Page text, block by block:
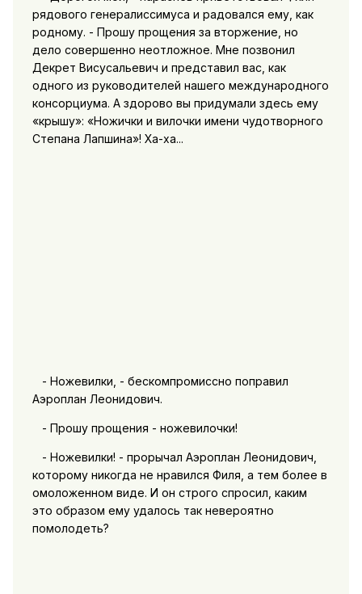
рядового генералиссимуса и радовался ему, как
родному. - Прошу прощения за вторжение, но
дело совершенно неотложное. Мне позвонил
Декрет Висусальевич и представил вас, как
одного из руководителей нашего международного
консорциума. А здорово вы придумали здесь ему
«крышу»: «Ножички и вилочки имени чудотворного
Степана Лапшина»! Ха-ха...
- Ножевилки, - бескомпромиссно поправил
Аэроплан Леонидович.
- Прошу прощения - ножевилочки!
- Ножевилки! - прорычал Аэроплан Леонидович,
которому никогда не нравился Филя, а тем более в
омоложенном виде. И он строго спросил, каким
это образом ему удалось так невероятно
помолодеть?